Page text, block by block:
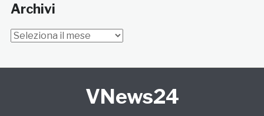
Archivi
Archivi
VNews24